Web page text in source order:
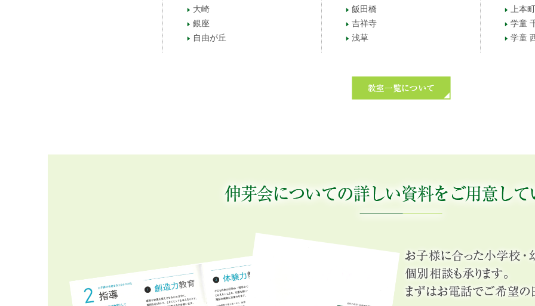
大崎
銀座
自由が丘
飯田橋
吉祥寺
浅草
上本町
学童
学童